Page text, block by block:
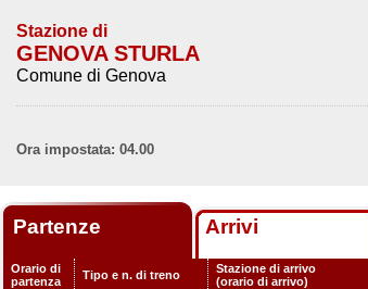
Stazione di
GENOVA STURLA
Comune di Genova
Ora impostata: 04.00
Partenze Arrivi
Orario di
partenza
Tipo e n. di treno
Stazione di arrivo
(orario di arrivo)